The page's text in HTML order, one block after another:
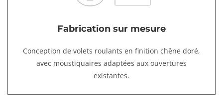
Fabrication sur mesure
Conception de volets roulants en finition chêne doré,
avec moustiquaires adaptées aux ouvertures
existantes.